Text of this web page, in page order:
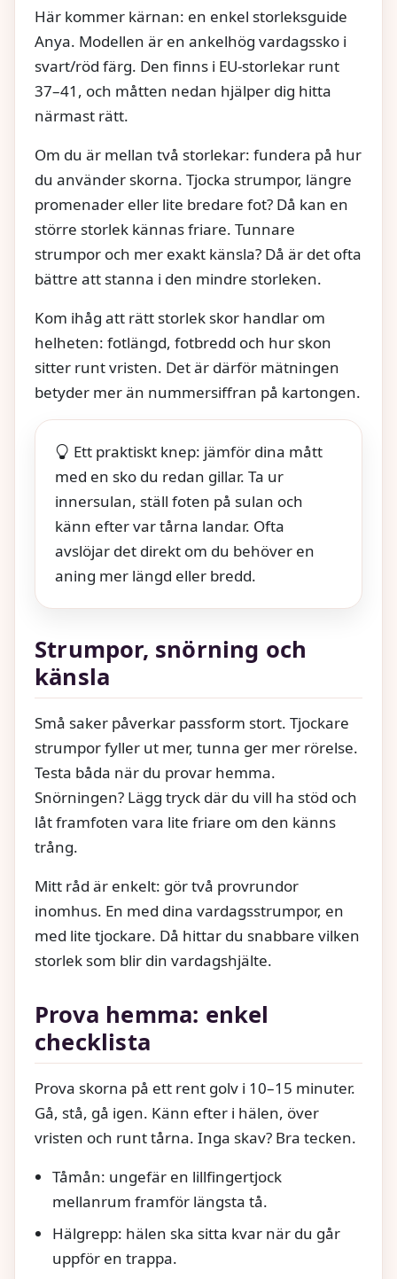
Här kommer kärnan: en enkel storleksguide
Anya. Modellen är en ankelhög vardagssko i
svart/röd färg. Den finns i EU-storlekar runt
37–41, och måtten nedan hjälper dig hitta
närmast rätt.
Om du är mellan två storlekar: fundera på hur
du använder skorna. Tjocka strumpor, längre
promenader eller lite bredare fot? Då kan en
större storlek kännas friare. Tunnare
strumpor och mer exakt känsla? Då är det ofta
bättre att stanna i den mindre storleken.
Kom ihåg att rätt storlek skor handlar om
helheten: fotlängd, fotbredd och hur skon
sitter runt vristen. Det är därför mätningen
betyder mer än nummersiffran på kartongen.
Ett praktiskt knep: jämför dina mått
med en sko du redan gillar. Ta ur
innersulan, ställ foten på sulan och
känn efter var tårna landar. Ofta
avslöjar det direkt om du behöver en
aning mer längd eller bredd.
Strumpor, snörning och
känsla
Små saker påverkar passform stort. Tjockare
strumpor fyller ut mer, tunna ger mer rörelse.
Testa båda när du provar hemma.
Snörningen? Lägg tryck där du vill ha stöd och
låt framfoten vara lite friare om den känns
trång.
Mitt råd är enkelt: gör två provrundor
inomhus. En med dina vardagsstrumpor, en
med lite tjockare. Då hittar du snabbare vilken
storlek som blir din vardagshjälte.
Prova hemma: enkel
checklista
Prova skorna på ett rent golv i 10–15 minuter.
Gå, stå, gå igen. Känn efter i hälen, över
vristen och runt tårna. Inga skav? Bra tecken.
Tåmån: ungefär en lillfingertjock
mellanrum framför längsta tå.
Hälgrepp: hälen ska sitta kvar när du går
uppför en trappa.